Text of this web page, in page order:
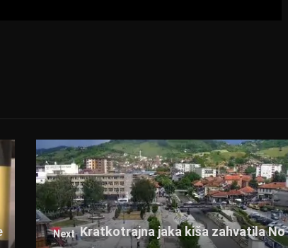
Next Kratkotrajna jaka kiša zahvatila No